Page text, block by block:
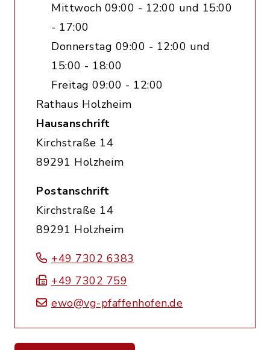
Mittwoch 09:00 - 12:00 und 15:00
- 17:00
Donnerstag 09:00 - 12:00 und
15:00 - 18:00
Freitag 09:00 - 12:00
Rathaus Holzheim
Hausanschrift
Kirchstraße 14
89291 Holzheim
Postanschrift
Kirchstraße 14
89291 Holzheim
+49 7302 6383
+49 7302 759
ewo@vg-pfaffenhofen.de